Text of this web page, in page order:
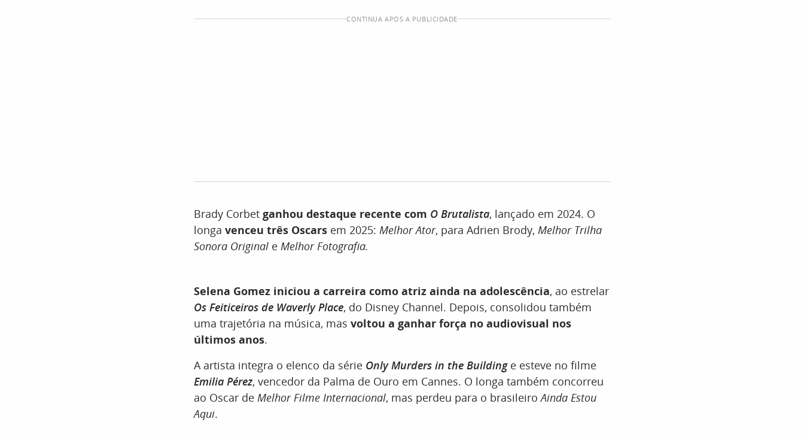
CONTINUA APÓS A PUBLICIDADE
Brady Corbet ganhou destaque recente com O Brutalista, lançado em 2024. O
longa venceu três Oscars em 2025: Melhor Ator, para Adrien Brody, Melhor Trilha
Sonora Original e Melhor Fotografia.
Selena Gomez iniciou a carreira como atriz ainda na adolescência, ao estrelar
Os Feiticeiros de Waverly Place, do Disney Channel. Depois, consolidou também
uma trajetória na música, mas voltou a ganhar força no audiovisual nos
últimos anos.
A artista integra o elenco da série Only Murders in the Buildinge esteve no filme
Emilia Pérez, vencedor da Palma de Ouro em Cannes. O longa também concorreu
ao Oscar de Melhor Filme Internacional, mas perdeu para o brasileiroAinda Estou
Aqui.